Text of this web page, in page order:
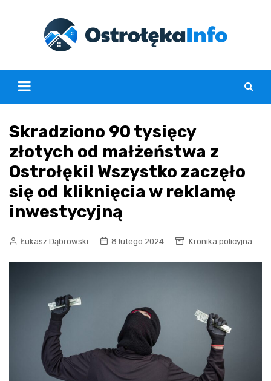
Skradziono 90 tysięcy
złotych od małżeństwa z
Ostrołęki! Wszystko zaczęło
się od kliknięcia w reklamę
inwestycyjną
Łukasz Dąbrowski 8 lutego 2024 Kronika policyjna